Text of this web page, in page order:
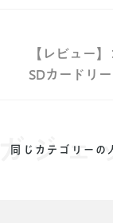
【レビュー
SDカードリ
ジェ
同じカテゴリーの